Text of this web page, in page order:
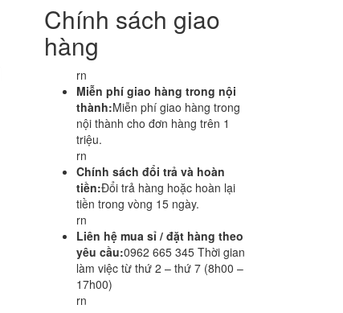
Chính sách giao
hàng
rn
Miễn phí giao hàng trong nội
thành:Miễn phí giao hàng trong
nội thành cho đơn hàng trên 1
triệu.
rn
Chính sách đổi trả và hoàn
tiền:Đổi trả hàng hoặc hoàn lại
tiền trong vòng 15 ngày.
rn
Liên hệ mua sỉ / đặt hàng theo
yêu cầu:0962 665 345 Thời gian
làm việc từ thứ 2 – thứ 7 (8h00 –
17h00)
rn